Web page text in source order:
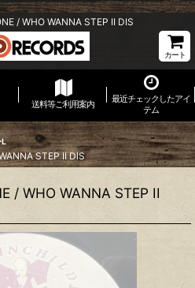
/ WHO WANNA STEP II DIS
カート
送料等ご利用案内
最近チェックしたアイ
テム
L
STEP II DIS
/ WHO WANNA STEP II